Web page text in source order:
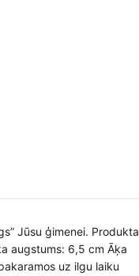
Jūsu ģimenei. Produkta
augstums: 6,5 cm Āķa
uz ilgu laiku